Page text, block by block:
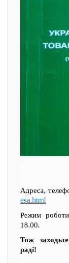
Адреса,
esa.html
Режим
18.00.
Тож
раді!